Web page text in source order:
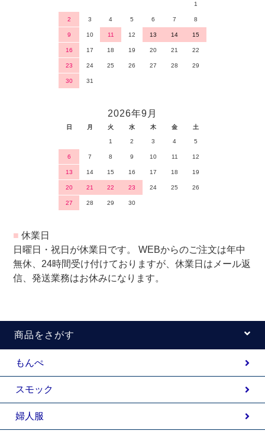
1
2 3 4 5 6 7 8
9 10 11 12 13 14 15
16 17 18 19 20 21 22
23 24 25 26 27 28 29
30 31
2026年9月
日 月 火 水 木 金 土
1 2 3 4 5
6 7 8 9 10 11 12
13 14 15 16 17 18 19
20 21 22 23 24 25 26
27 28 29 30
■ 休業日
日曜日・祝日が休業日です。 WEBからのご注文は年中
無休、24時間受け付けておりますが、休業日はメール返
信、発送業務はお休みになります。
商品をさがす
もんぺ
スモック
婦人服